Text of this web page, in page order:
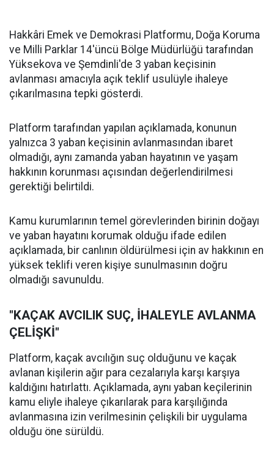
Hakkâri Emek ve Demokrasi Platformu, Doğa Koruma
ve Milli Parklar 14'üncü Bölge Müdürlüğü tarafından
Yüksekova ve Şemdinli'de 3 yaban keçisinin
avlanması amacıyla açık teklif usulüyle ihaleye
çıkarılmasına tepki gösterdi.
Platform tarafından yapılan açıklamada, konunun
yalnızca 3 yaban keçisinin avlanmasından ibaret
olmadığı, aynı zamanda yaban hayatının ve yaşam
hakkının korunması açısından değerlendirilmesi
gerektiği belirtildi.
Kamu kurumlarının temel görevlerinden birinin doğayı
ve yaban hayatını korumak olduğu ifade edilen
açıklamada, bir canlının öldürülmesi için av hakkının en
yüksek teklifi veren kişiye sunulmasının doğru
olmadığı savunuldu.
"KAÇAK AVCILIK SUÇ, İHALEYLE AVLANMA
ÇELİŞKİ"
Platform, kaçak avcılığın suç olduğunu ve kaçak
avlanan kişilerin ağır para cezalarıyla karşı karşıya
kaldığını hatırlattı. Açıklamada, aynı yaban keçilerinin
kamu eliyle ihaleye çıkarılarak para karşılığında
avlanmasına izin verilmesinin çelişkili bir uygulama
olduğu öne sürüldü.